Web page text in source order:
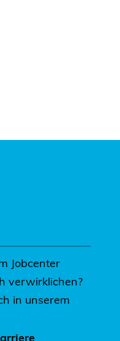
Jobcenter
verwirklichen?
in unserem